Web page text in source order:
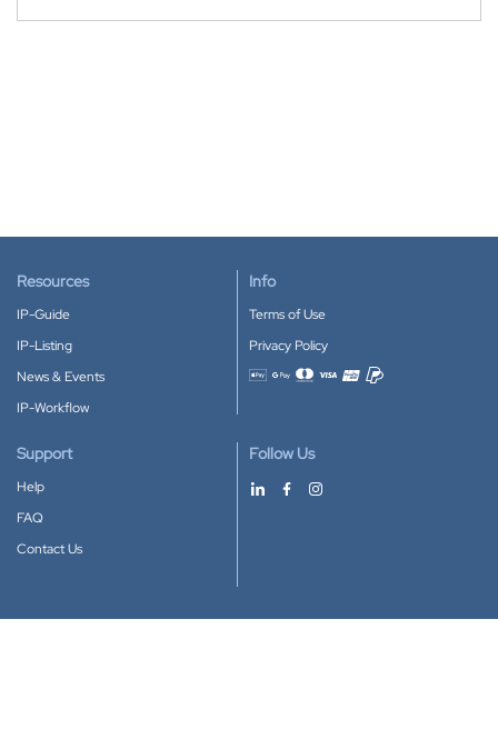
Resources
IP-Guide
IP-Listing
News & Events
IP-Workflow
Info
Terms of Use
Privacy Policy
Accepted payment methods
Support
Help
FAQ
Contact Us
Follow Us